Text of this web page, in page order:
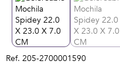
Ref. 205-2700001590